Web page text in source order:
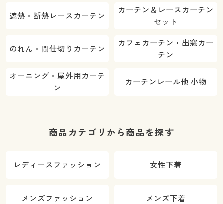
遮熱・断熱レースカーテン
カーテン＆レースカーテン
セット
のれん・間仕切りカーテン
カフェカーテン・出窓カー
テン
オーニング・屋外用カーテ
ン
カーテンレール他 小物
商品カテゴリから商品を探す
レディースファッション 女性下着
メンズファッション メンズ下着